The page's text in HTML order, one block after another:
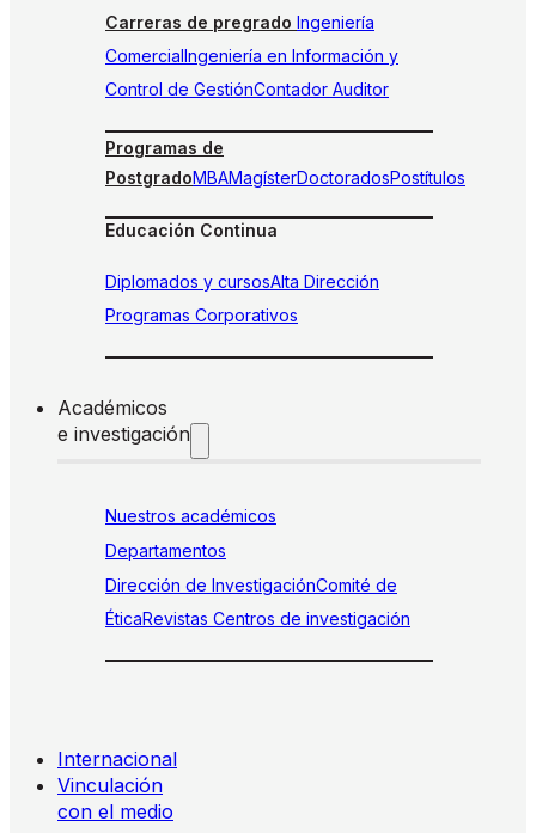
Carreras de pregrado Ingeniería
ComercialIngeniería en Información y
Control de GestiónContador Auditor
Programas de
PostgradoMBAMagísterDoctoradosPostítulos
Educación Continua
Diplomados y cursosAlta Dirección
Programas Corporativos
Académicos
e investigación
Nuestros académicos
Departamentos
Dirección de InvestigaciónComité de
ÉticaRevistas Centros de investigación
Internacional
Vinculación
con el medio